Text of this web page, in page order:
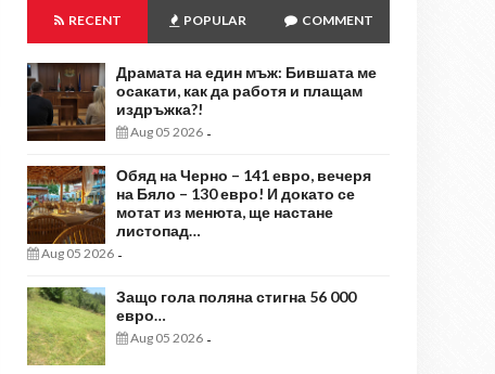
RECENT POPULAR COMMENT
Драмата на един мъж: Бившата ме
осакати, как да работя и плащам
издръжка?!
Aug 05 2026 -
Обяд на Черно – 141 евро, вечеря
на Бяло – 130 евро! И докато се
мотат из менюта, ще настане
листопад…
Aug 05 2026 -
Защо гола поляна стигна 56 000
евро…
Aug 05 2026 -